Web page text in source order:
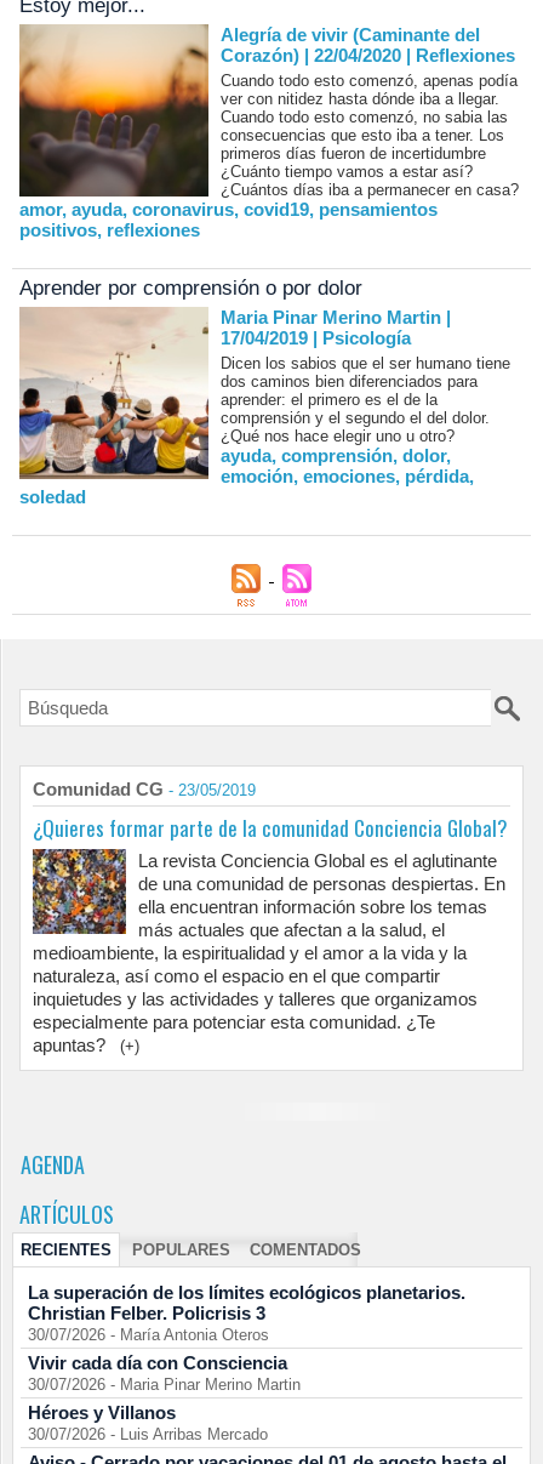
Estoy mejor...
Alegría de vivir (Caminante del
Corazón) | 22/04/2020 | Reflexiones
Cuando todo esto comenzó, apenas podía
ver con nitidez hasta dónde iba a llegar.
Cuando todo esto comenzó, no sabia las
consecuencias que esto iba a tener. Los
primeros días fueron de incertidumbre
¿Cuánto tiempo vamos a estar así?
¿Cuántos días iba a permanecer en casa?
amor, ayuda, coronavirus, covid19, pensamientos
positivos, reflexiones
Aprender por comprensión o por dolor
Maria Pinar Merino Martin |
17/04/2019 | Psicología
Dicen los sabios que el ser humano tiene
dos caminos bien diferenciados para
aprender: el primero es el de la
comprensión y el segundo el del dolor.
¿Qué nos hace elegir uno u otro?
ayuda,comprensión,dolor,
emoción,emociones, pérdida,
soledad
Comunidad CG - 23/05/2019
¿Quieres formar parte de la comunidad Conciencia Global?
La revista Conciencia Global es el aglutinante
de una comunidad de personas despiertas. En
ella encuentran información sobre los temas
más actuales que afectan a la salud, el
medioambiente, la espiritualidad y el amor a la vida y la
naturaleza, así como el espacio en el que compartir
inquietudes y las actividades y talleres que organizamos
especialmente para potenciar esta comunidad. ¿Te
apuntas?
(+)
AGENDA
ARTÍCULOS
RECIENTES POPULARES COMENTADOS
La superación de los límites ecológicos planetarios.
Christian Felber. Policrisis 3
30/07/2026 - María Antonia Oteros
Vivir cada día con Consciencia
30/07/2026 - Maria Pinar Merino Martin
Héroes y Villanos
30/07/2026 - Luis Arribas Mercado